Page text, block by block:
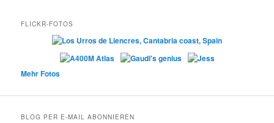
FLICKR-FOTOS
Mehr Fotos
BLOG PER E-MAIL ABONNIEREN